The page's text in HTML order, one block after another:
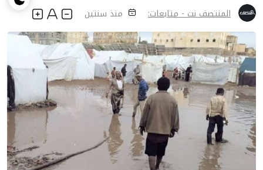
المنتصف نت - متابعات: منذ سنتين